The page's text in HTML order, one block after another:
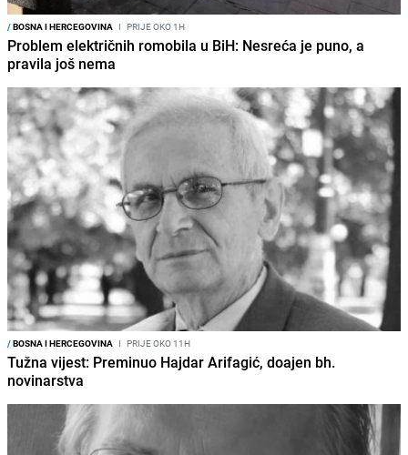
/BOSNA I HERCEGOVINA I PRIJE OKO 1H
Problem električnih romobila u BiH: Nesreća je puno, a
pravila još nema
/BOSNA I HERCEGOVINA I PRIJE OKO 11H
Tužna vijest: Preminuo Hajdar Arifagić, doajen bh.
novinarstva